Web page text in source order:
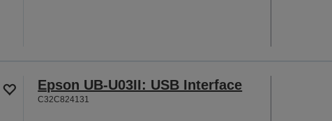
Epson UB-U03II: USB Interface
C32C824131